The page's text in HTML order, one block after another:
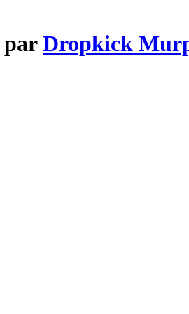
parDropkick